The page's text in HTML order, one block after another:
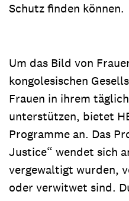
Schutz finden können.
Um das Bild von
kongolesischen
Frauen in ihrem
unterstützen, bietet
Programme an. Das
Justice“ wendet sich
vergewaltigt wurden,
oder verwitwet sind.